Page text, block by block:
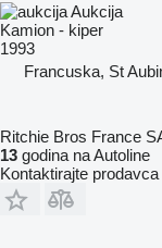
Aukcija
Kamion - kiper
1993
Francuska, St
Ritchie Bros France
13 godina na Autoline
Kontaktirajte prodavca